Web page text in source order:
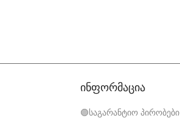
ინფორმაცია
🟣საგარანტიო პირობები